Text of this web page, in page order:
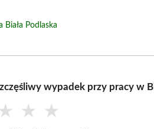
Biała Podlaska
wypadek przy pracy w
★ ★